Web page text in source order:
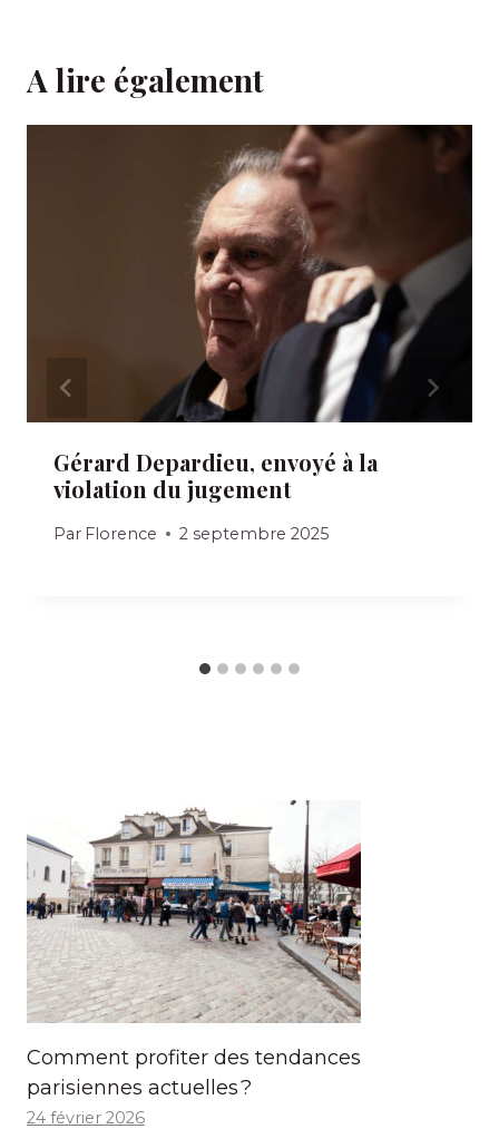
A lire également
Gérard Depardieu, envoyé à la
violation du jugement
Par Florence 2 septembre 2025
Comment profiter des tendances
parisiennes actuelles ?
24 février 2026